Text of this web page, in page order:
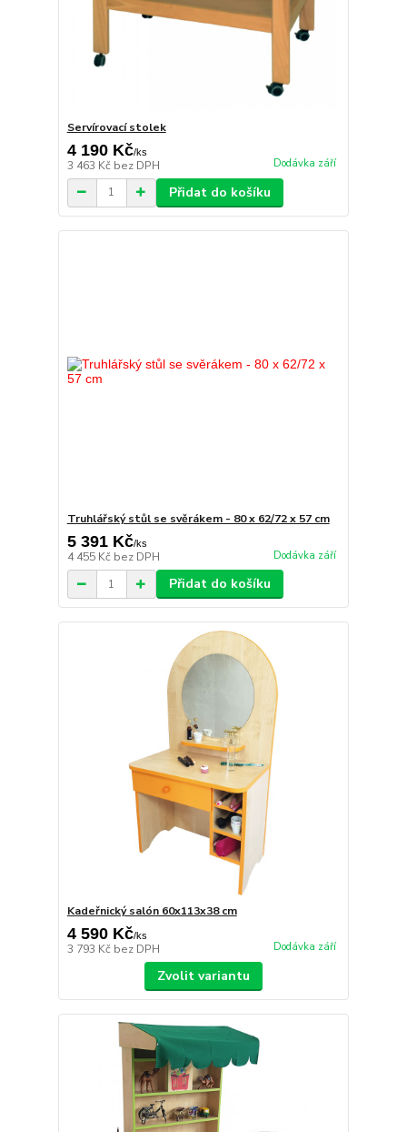
Servírovací stolek
4 190 Kč/ks
3 463 Kč bez DPH Dodávka září
Přidat do košíku
Truhlářský stůl se svěrákem - 80 x 62/72 x 57 cm
5 391 Kč/ks
4 455 Kč bez DPH Dodávka září
Přidat do košíku
Kadeřnický salón 60x113x38 cm
4 590 Kč/ks
3 793 Kč bez DPH Dodávka září
Zvolit variantu